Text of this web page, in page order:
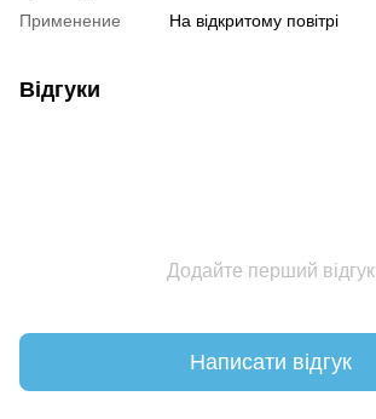
Применение На відкритому повітрі
Відгуки
Додайте перший відгук
Написати відгук